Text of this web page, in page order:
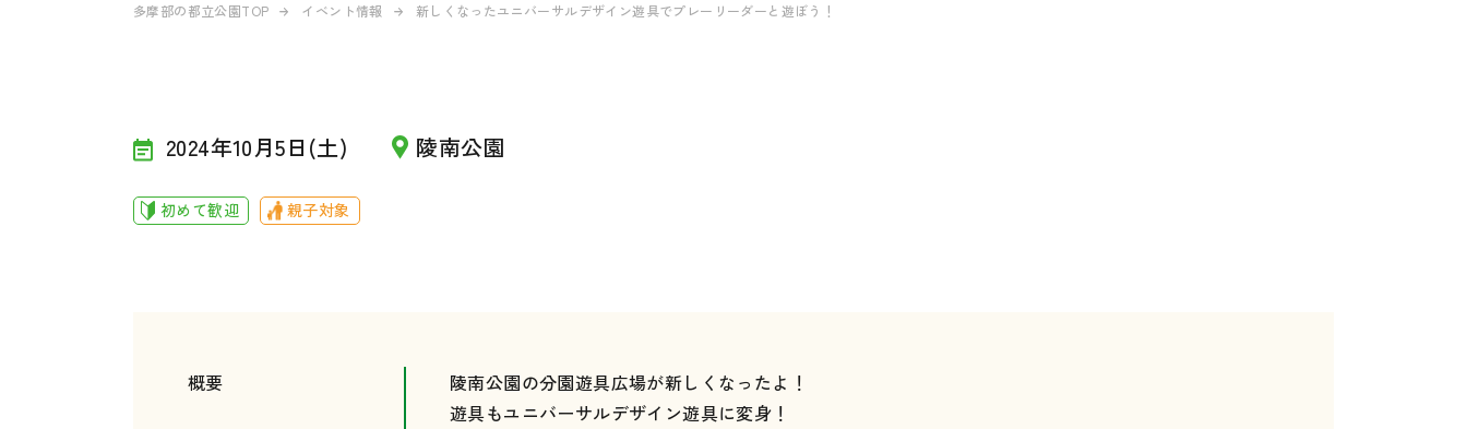
多摩部の都立公園TOP イベント情報 新しくなったユニバーサルデザイン遊具でプレーリーダーと遊ぼう！
2024年10月5日(土) 陵南公園
初めて歓迎 親子対象
概要
陵南公園の分園遊具広場が新しくなったよ！
遊具もユニバーサルデザイン遊具に変身！